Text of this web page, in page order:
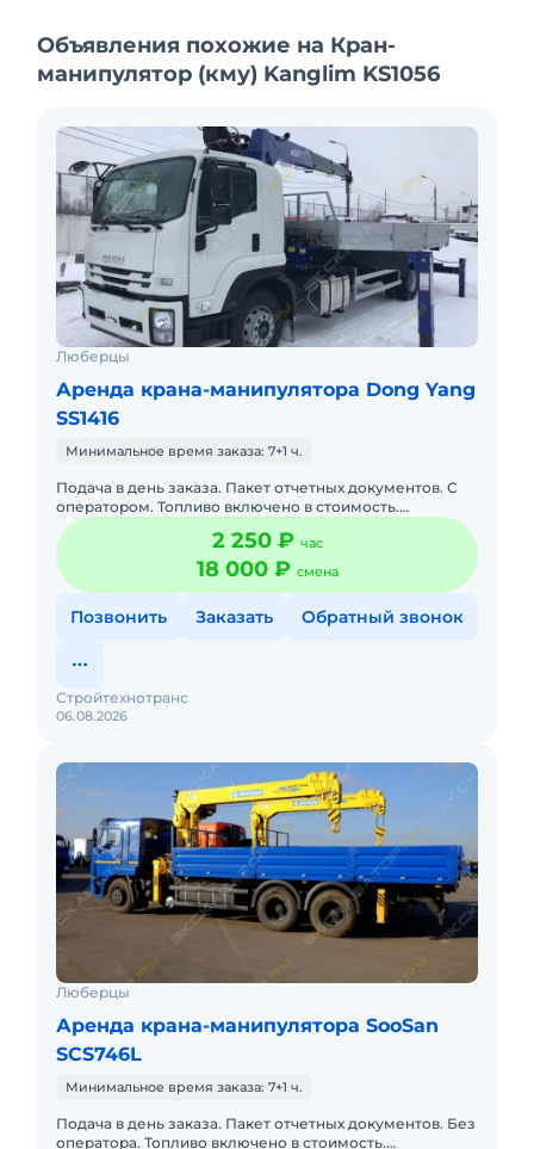
Скидки от объема работы.
Почасовая оплата (нал/безнал),мин.заказ два
часа,меж город 50р/км), цена зависит от
Объявления похожие на Кран-
манипулятор (кму) Kanglim KS1056
Люберцы
Аренда крана-манипулятора Dong Yang
SS1416
Минимальное время заказа: 7+1 ч.
Подача в день заказа. Пакет отчетных документов. С
оператором. Топливо включено в стоимость.
Долгосрочная аренда. Краткосрочная аренда. Сейчас
свободна. Техника
2 250 ₽ час
18 000 ₽ смена
Позвонить Заказать Обратный звонок
06.08.2026
Стройтехнотранс
Люберцы
Аренда крана-манипулятора SooSan
SCS746L
Минимальное время заказа: 7+1 ч.
Подача в день заказа. Пакет отчетных документов. Без
оператора. Топливо включено в стоимость.